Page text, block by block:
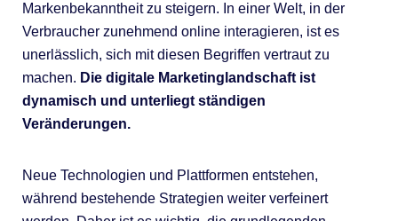
Markenbekanntheit zu steigern. In einer Welt, in der
Verbraucher zunehmend online interagieren, ist es
unerlässlich, sich mit diesen Begriffen vertraut zu
machen. Die digitale Marketinglandschaft ist
dynamisch und unterliegt ständigen
Veränderungen.
Neue Technologien und Plattformen entstehen,
während bestehende Strategien weiter verfeinert